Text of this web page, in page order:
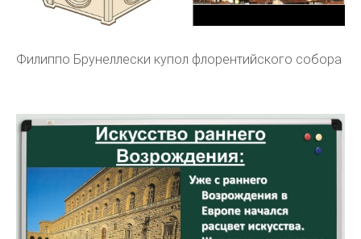
Филиппо Брунеллески купол флорентийского собора